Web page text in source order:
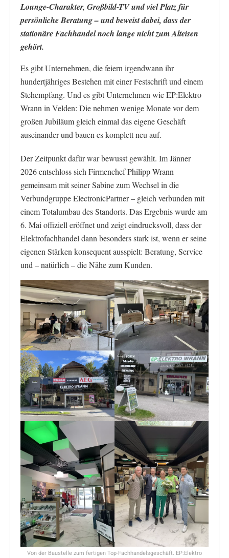
Lounge-Charakter, Großbild-TV und viel Platz für
persönliche Beratung – und beweist dabei, dass der
stationäre Fachhandel noch lange nicht zum Alteisen
gehört.
Es gibt Unternehmen, die feiern irgendwann ihr
hundertjähriges Bestehen mit einer Festschrift und einem
Stehempfang. Und es gibt Unternehmen wie EP:Elektro
Wrann in Velden: Die nehmen wenige Monate vor dem
großen Jubiläum gleich einmal das eigene Geschäft
auseinander und bauen es komplett neu auf.
Der Zeitpunkt dafür war bewusst gewählt. Im Jänner
2026 entschloss sich Firmenchef Philipp Wrann
gemeinsam mit seiner Sabine zum Wechsel in die
Verbundgruppe ElectronicPartner – gleich verbunden mit
einem Totalumbau des Standorts. Das Ergebnis wurde am
6. Mai offiziell eröffnet und zeigt eindrucksvoll, dass der
Elektrofachhandel dann besonders stark ist, wenn er seine
eigenen Stärken konsequent ausspielt: Beratung, Service
und – natürlich – die Nähe zum Kunden.
Von der Baustelle zum fertigen Top-Fachhandelsgeschäft. EP:Elektro